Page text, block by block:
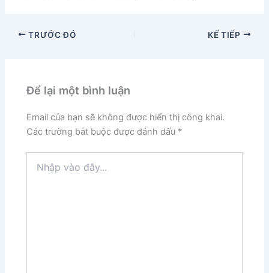
TRƯỚC ĐÓ KẾ TIẾP
Để lại một bình luận
Email của bạn sẽ không được hiển thị công khai.
Các trường bắt buộc được đánh dấu *
vào